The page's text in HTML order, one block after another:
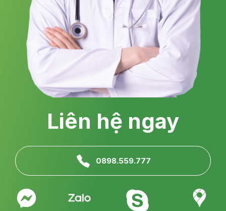
Liên hệ ngay
0898.559.777